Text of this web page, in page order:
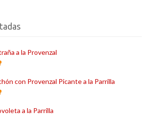
a la Provenzal
con Provenzal Picante a la Parrilla
a la Parrilla